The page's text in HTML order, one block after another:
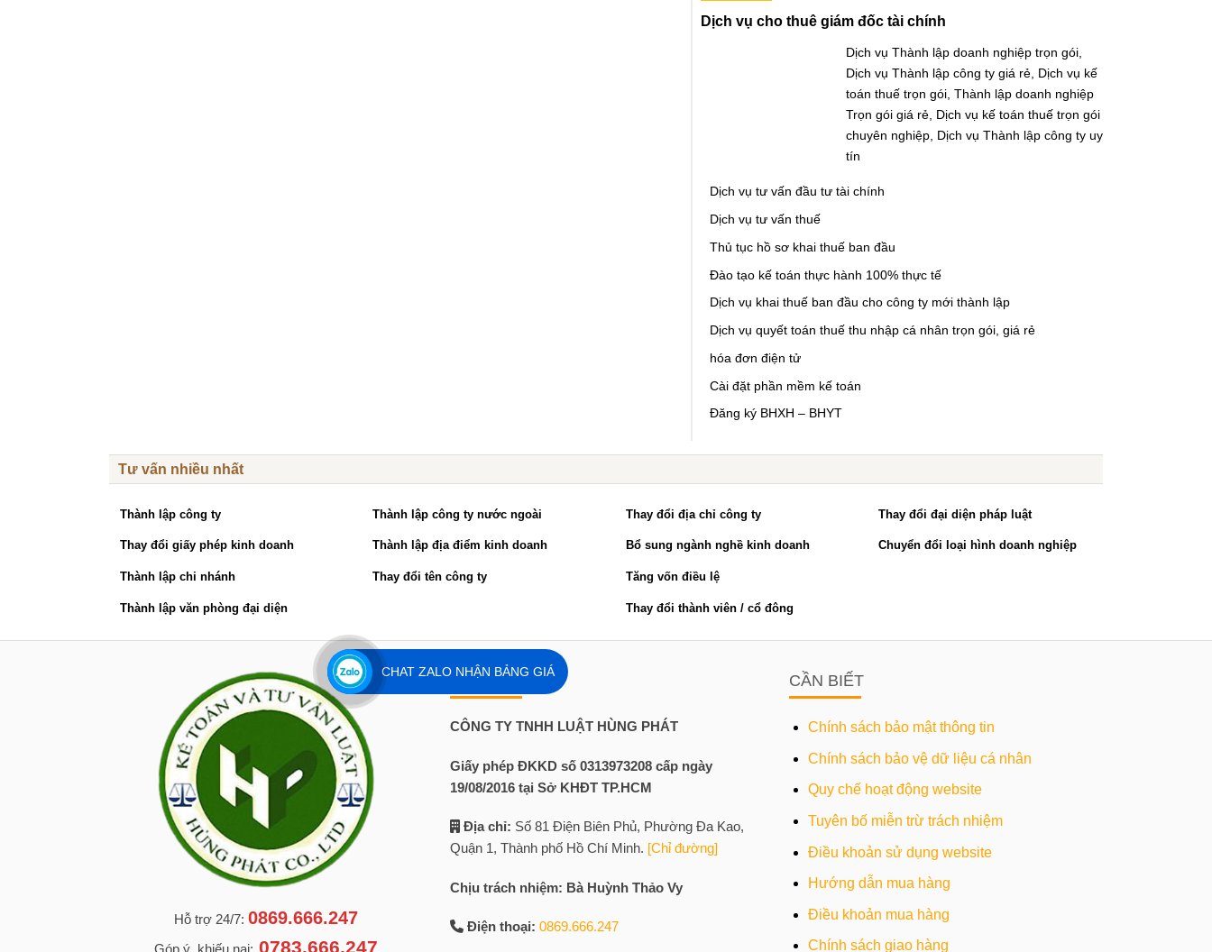
Dịch vụ cho thuê giám đốc tài chính
Dịch vụ Thành lập doanh nghiệp trọn gói,
Dịch vụ Thành lập công ty giá rẻ, Dịch vụ kế
toán thuế trọn gói, Thành lập doanh nghiệp
Trọn gói giá rẻ, Dịch vụ kế toán thuế trọn gói
chuyên nghiệp, Dịch vụ Thành lập công ty uy
tín
Dịch vụ tư vấn đầu tư tài chính
Dịch vụ tư vấn thuế
Thủ tục hồ sơ khai thuế ban đầu
Đào tạo kế toán thực hành 100% thực tế
Dịch vụ khai thuế ban đầu cho công ty mới thành lập
Dịch vụ quyết toán thuế thu nhập cá nhân trọn gói, giá rẻ
hóa đơn điện tử
Cài đặt phần mềm kế toán
Đăng ký BHXH – BHYT
Tư vấn nhiều nhất
Thành lập công ty
Thay đổi giấy phép kinh doanh
Thành lập chi nhánh
Thành lập văn phòng đại diện
Thành lập công ty nước ngoài
Thành lập địa điểm kinh doanh
Thay đổi tên công ty
Thay đổi địa chỉ công ty
Bổ sung ngành nghề kinh doanh
Tăng vốn điều lệ
Thay đổi thành viên / cổ đông
Thay đổi đại diện pháp luật
Chuyển đổi loại hình doanh nghiệp
Hỗ trợ 24/7:0869.666.247
0783.666.247
LIÊN HỆ
CÔNG TY TNHH LUẬT HÙNG PHÁT
Giấy phép ĐKKD số 0313973208 cấp ngày
19/08/2016 tại Sở KHĐT TP.HCM
Địa chỉ: Số 81 Điện Biên Phủ, Phường Đa Kao,
Quận 1, Thành phố Hồ Chí Minh. [Chỉ đường]
Chịu trách nhiệm: Bà Huỳnh Thảo Vy
Điện thoại: 0869.666.247
CẦN BIẾT
Chính sách bảo mật thông tin
Chính sách bảo vệ dữ liệu cá nhân
Quy chế hoạt động website
Tuyên bố miễn trừ trách nhiệm
Điều khoản sử dụng website
Hướng dẫn mua hàng
Điều khoản mua hàng
Chính sách giao hàng
CHAT ZALO NHẬN BẢNG GIÁ